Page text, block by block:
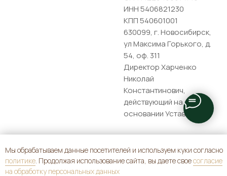
Мы обрабатываем данные посетителей и используем куки согласно
политике. Продолжая использование сайта, вы даете своесогласие
на обработку персональных данных
ИНН 5406821230
КПП 540601001
630099, г. Новосибирск,
ул Максима Горького, д.
54, оф. 311
Директор Харченко
Николай
Константинович,
действующий на
основании Устава